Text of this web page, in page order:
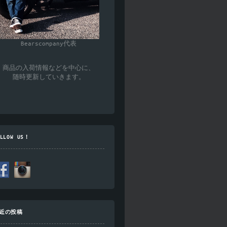
Bearscompany代表
商品の入荷情報などを中心に、
随時更新していきます。
US！
の投稿